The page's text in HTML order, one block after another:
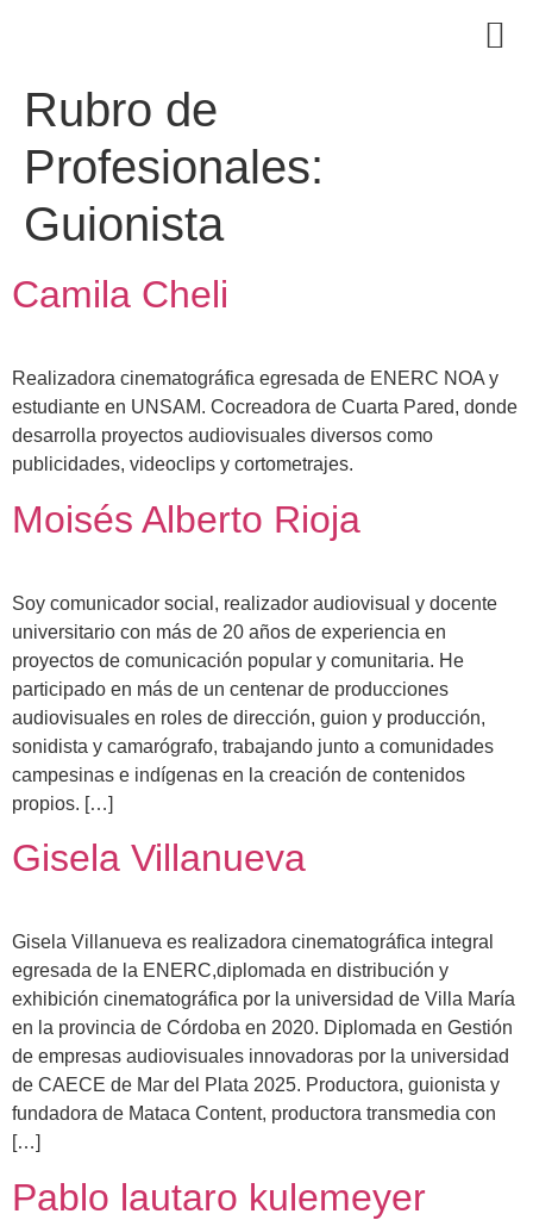
Rubro de
Profesionales:
Guionista
Camila Cheli
Realizadora cinematográfica egresada de ENERC NOA y
estudiante en UNSAM. Cocreadora de Cuarta Pared, donde
desarrolla proyectos audiovisuales diversos como
publicidades, videoclips y cortometrajes.
Moisés Alberto Rioja
Soy comunicador social, realizador audiovisual y docente
universitario con más de 20 años de experiencia en
proyectos de comunicación popular y comunitaria. He
participado en más de un centenar de producciones
audiovisuales en roles de dirección, guion y producción,
sonidista y camarógrafo, trabajando junto a comunidades
campesinas e indígenas en la creación de contenidos
propios. […]
Gisela Villanueva
Gisela Villanueva es realizadora cinematográfica integral
egresada de la ENERC,diplomada en distribución y
exhibición cinematográfica por la universidad de Villa María
en la provincia de Córdoba en 2020. Diplomada en Gestión
de empresas audiovisuales innovadoras por la universidad
de CAECE de Mar del Plata 2025. Productora, guionista y
fundadora de Mataca Content, productora transmedia con
[…]
Pablo lautaro kulemeyer